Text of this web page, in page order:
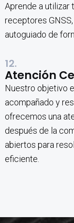
Aprende a utilizar
receptores
autoguiado de
12.
Atención
Nuestro objetivo
acompañado y
ofrecemos una
después de la
abiertos para
eficiente.